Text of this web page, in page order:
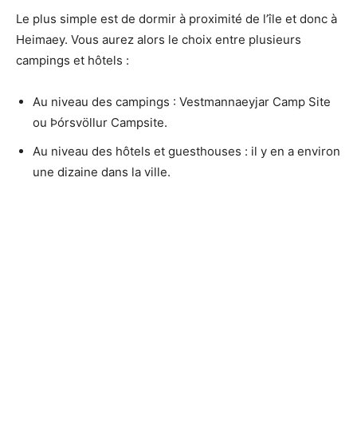
Le plus simple est de dormir à proximité de l’île et donc à
Heimaey. Vous aurez alors le choix entre plusieurs
campings et hôtels :
Au niveau des campings : Vestmannaeyjar Camp Site
ou Þórsvöllur Campsite.
Au niveau des hôtels et guesthouses : il y en a environ
une dizaine dans la ville.